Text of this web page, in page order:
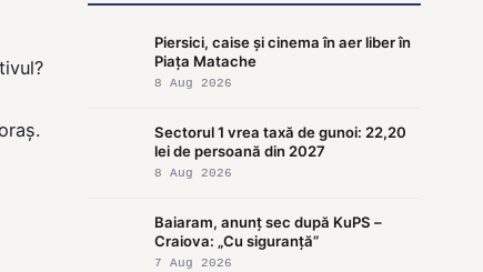
Piersici, caise și cinema în aer liber în
Piața Matache
8 Aug 2026
Sectorul 1 vrea taxă de gunoi: 22,20
lei de persoană din 2027
8 Aug 2026
Baiaram, anunț sec după KuPS –
Craiova: „Cu siguranță”
7 Aug 2026